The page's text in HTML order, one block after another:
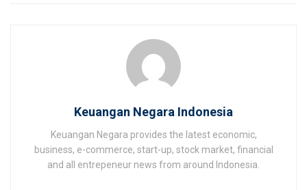
Keuangan Negara Indonesia
Keuangan Negara provides the latest economic,
business, e-commerce, start-up, stock market, financial
and all entrepeneur news from around Indonesia.